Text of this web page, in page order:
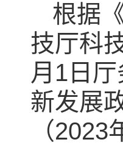
根据
技厅科
月1日
新发展
（